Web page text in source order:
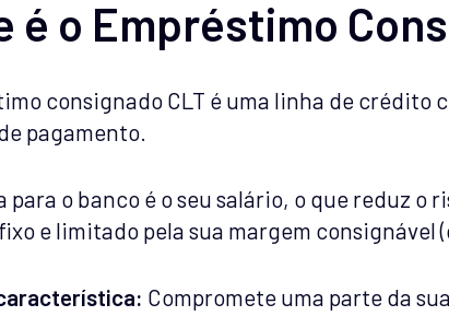
é o Empréstimo
consignado CLT é uma linha de
pagamento.
para o banco é o seu salário, o que reduz o
e limitado pela sua margem consignável
Compromete uma parte da